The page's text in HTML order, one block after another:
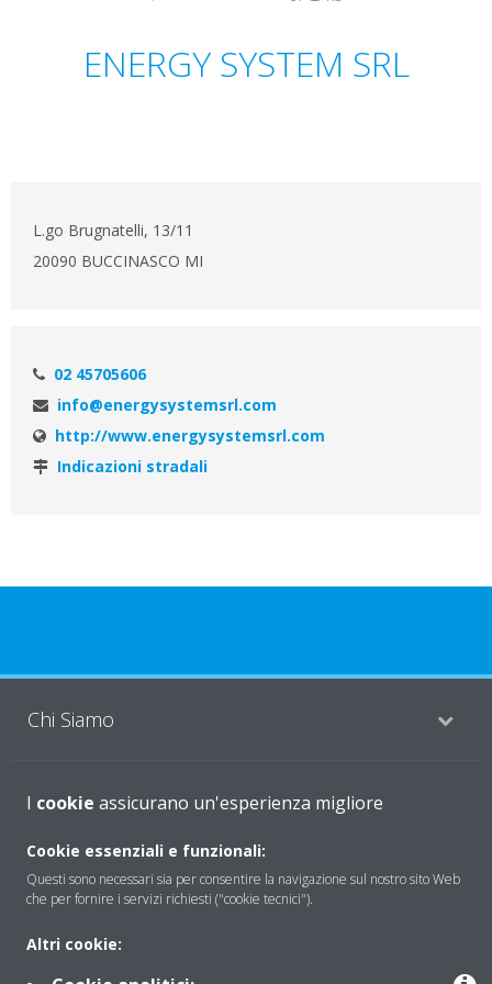
ENERGY SYSTEM SRL
L.go Brugnatelli, 13/11
20090 BUCCINASCO MI
02 45705606
info@energysystemsrl.com
http://www.energysystemsrl.com
Indicazioni stradali
Chi Siamo
Soluzioni
Contattaci
Periodo di supporto definito
I cookie assicurano un'esperienza migliore
Cookie essenziali e funzionali:
Questi sono necessari sia per consentire la navigazione sul nostro sito Web
che per fornire i servizi richiesti ("cookie tecnici").
Altri cookie: